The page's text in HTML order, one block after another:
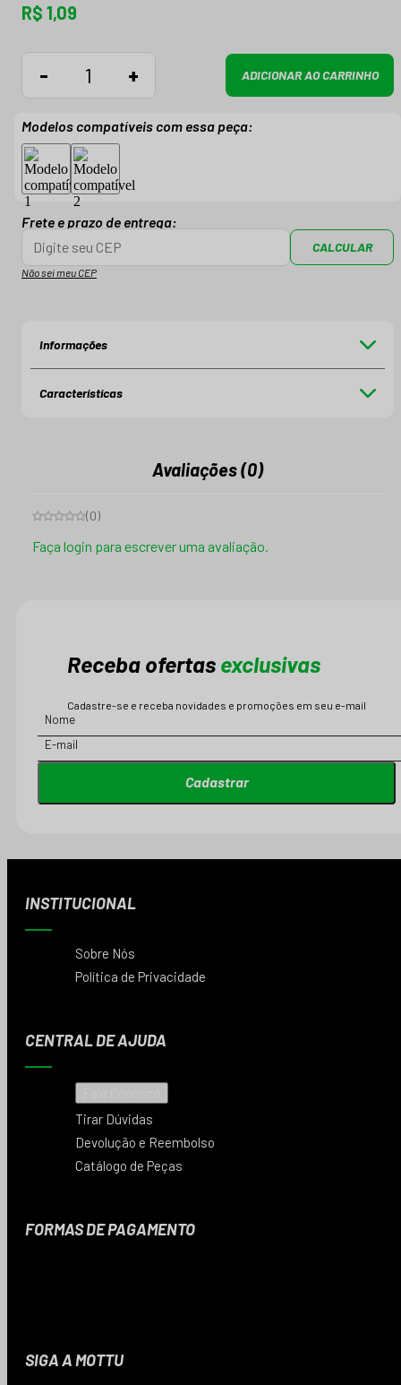
R$ 1,09
- + ADICIONAR AO CARRINHO
Modelos compatíveis com essa peça:
Frete e prazo de entrega:
CALCULAR
Não sei meu CEP
Informações
Características
Avaliações (0)
(0)
Faça login para escrever uma avaliação.
Receba ofertas exclusivas
Cadastre-se e receba novidades e promoções em seu e-mail
Cadastrar
INSTITUCIONAL
Sobre Nós
Política de Privacidade
CENTRAL DE AJUDA
Tirar Dúvidas
Devolução e Reembolso
Catálogo de Peças
FORMAS DE PAGAMENTO
SIGA A MOTTU